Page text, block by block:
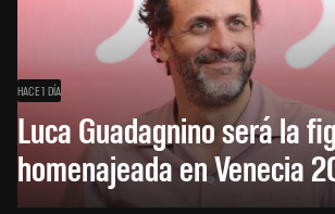
HACE 1 DÍA
Luca Guadagnino será la
homenajeada en Venecia